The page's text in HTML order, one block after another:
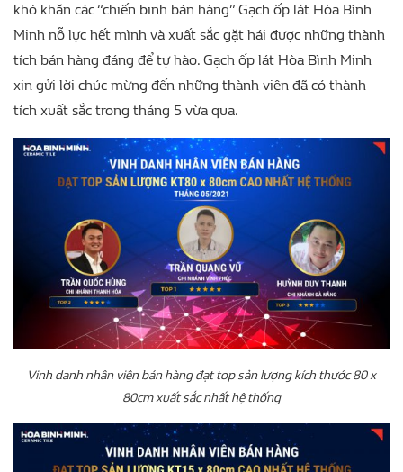
khó khăn các “chiến binh bán hàng” Gạch ốp lát Hòa Bình
Minh nỗ lực hết mình và xuất sắc gặt hái được những thành
tích bán hàng đáng để tự hào. Gạch ốp lát Hòa Bình Minh
xin gửi lời chúc mừng đến những thành viên đã có thành
tích xuất sắc trong tháng 5 vừa qua.
Vinh danh nhân viên bán hàng đạt top sản lượng kích thước 80 x
80cm xuất sắc nhất hệ thống